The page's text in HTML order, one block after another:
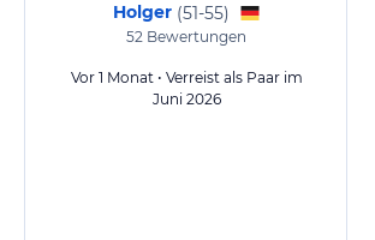
Holger (51-55)
52 Bewertungen
Vor 1 Monat • Verreist als Paar im
Juni 2026